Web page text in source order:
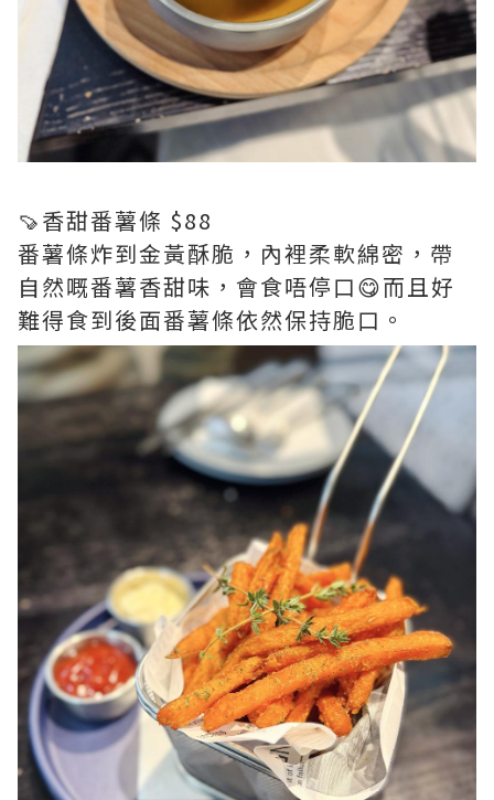
🍠香甜番薯條 $88
番薯條炸到金黃酥脆，內裡柔軟綿密，帶
自然嘅番薯香甜味，會食唔停口😋而且好
難得食到後面番薯條依然保持脆口。